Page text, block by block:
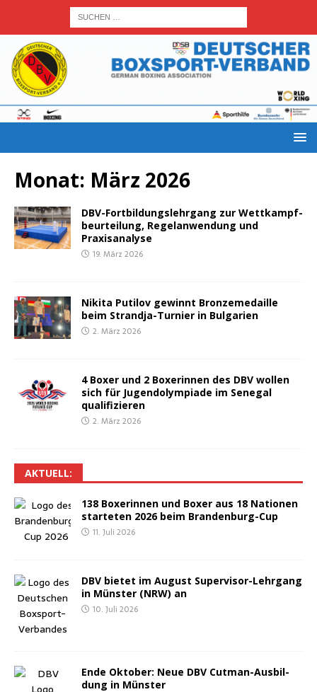
Monat: März 2026
DBV-Fort­bil­dungs­lehr­gang zur Wett­kampf­
be­ur­tei­lung, Regel­an­wen­dung und
Praxisanalyse
19. März 2026
Niki­ta Puti­l­ov gewinnt Bron­ze­me­dail­le
beim Strand­ja-Tur­nier in Bulgarien
2. März 2026
4 Boxer und 2 Boxe­rin­nen des DBV wol­len
sich für Jugend­olym­pia­de im Sene­gal
qualifizieren
2. März 2026
AKTU­ELL:
138 Boxe­rin­nen und Boxer aus 18 Natio­nen
star­te­ten 2026 beim Brandenburg-Cup
11. Juli 2026
DBV bie­tet im August Super­vi­sor-Lehr­gang
in Müns­ter (NRW) an
10. Juli 2026
Ende Okto­ber: Neue DBV Cut­man-Aus­bil­
dung in Münster